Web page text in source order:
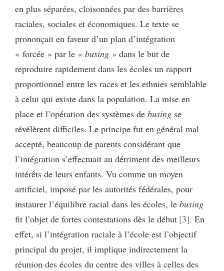
en plus séparées, cloisonnées par des barrières
raciales, sociales et économiques. Le texte se
prononçait en faveur d’un plan d’intégration
« forcée » par le « busing » dans le but de
reproduire rapidement dans les écoles un rapport
proportionnel entre les races et les ethnies semblable
à celui qui existe dans la population. La mise en
place et l’opération des systèmes de busing se
révélèrent difficiles. Le principe fut en général mal
accepté, beaucoup de parents considérant que
l’intégration s’effectuait au détriment des meilleurs
intérêts de leurs enfants. Vu comme un moyen
artificiel, imposé par les autorités fédérales, pour
instaurer l’équilibre racial dans les écoles, le busing
fit l’objet de fortes contestations dès le début 3 . En
effet, si l’intégration raciale à l’école est l’objectif
principal du projet, il implique indirectement la
réunion des écoles du centre des villes à celles des